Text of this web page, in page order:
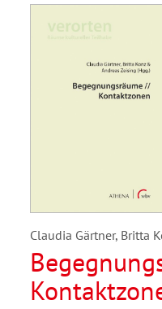
Claudia Gärtner, Britta